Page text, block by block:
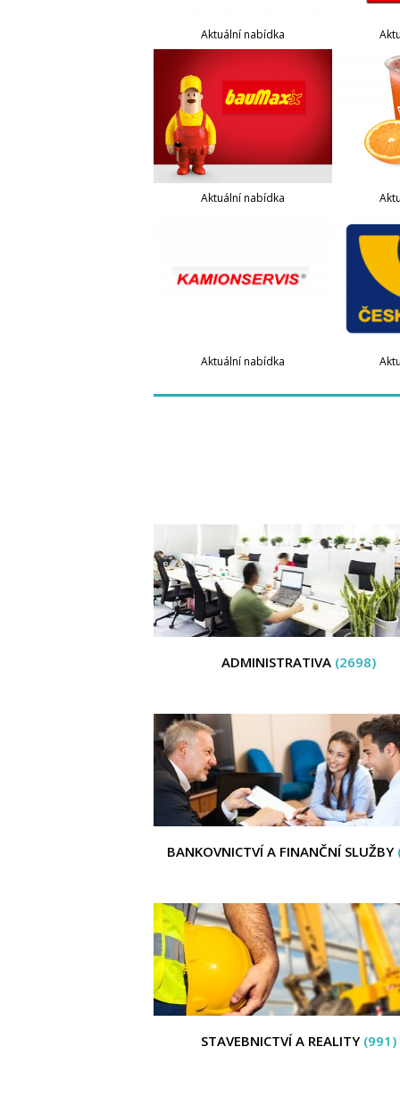
Aktuální nabídka
Aktuální nabídka
Aktuální nabídka
ADMINISTRATIVA (2698)
BANKOVNICTVÍ A FINANČNÍ SLUŽBY
STAVEBNICTVÍ A REALITY (991)